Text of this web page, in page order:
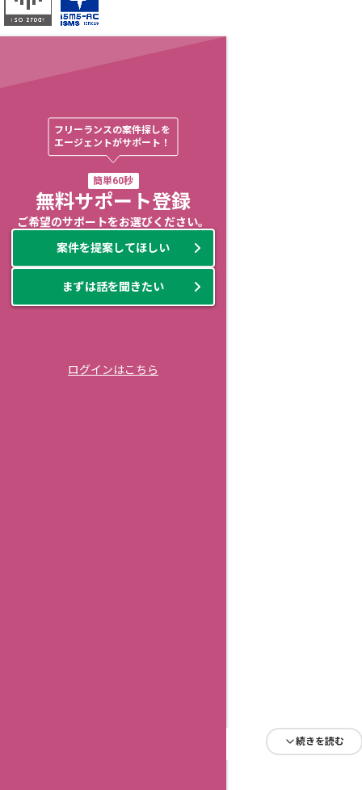
続きを読む
続きを読む
続きを読む
続きを読む
続きを読む
続きを読む
続きを読む
続きを読む
続きを読む
続きを読む
続きを読む
続きを読む
続きを読む
続きを読む
続きを読む
続きを読む
続きを読む
続きを読む
続きを読む
続きを読む
フリーランスの案件探しを
エージェントがサポート！
簡単60秒
無料サポート登録
ご希望のサポートをお選びください。
案件を提案してほしい
まずは話を聞きたい
ログインはこちら